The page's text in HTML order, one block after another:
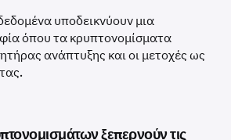
υποδεικνύουν μια
όπου τα κρυπτονομίσματα
ανάπτυξης και οι μετοχές ως
ξεπερνούν τις